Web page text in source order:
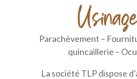
Parachèvement –
quincaillerie –
La société TLP dispose